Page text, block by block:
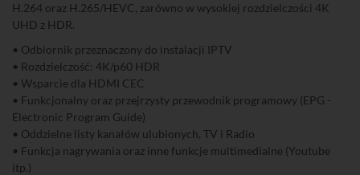
H.264 oraz H.265/HEVC, zarówno w wysokiej rozdzielczości 4K
UHD z HDR.
• Odbiornik przeznaczony do instalacji IPTV
• Rozdzielczość: 4K/p60 HDR
• Wsparcie dla HDMI CEC
• Funkcjonalny oraz przejrzysty przewodnik programowy (EPG -
Electronic Program Guide)
• Oddzielne listy kanałów ulubionych, TV i Radio
• Funkcja nagrywania oraz inne funkcje multimedialne (Youtube
itp.)